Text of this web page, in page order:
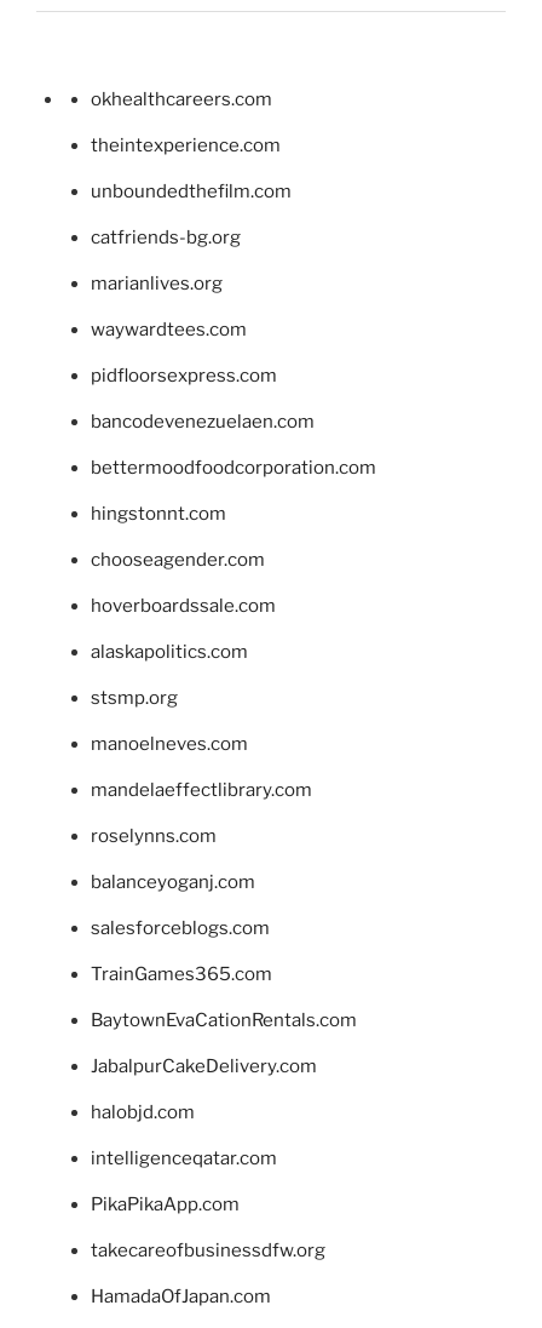
okhealthcareers.com
theintexperience.com
unboundedthefilm.com
catfriends-bg.org
marianlives.org
waywardtees.com
pidfloorsexpress.com
bancodevenezuelaen.com
bettermoodfoodcorporation.com
hingstonnt.com
chooseagender.com
hoverboardssale.com
alaskapolitics.com
stsmp.org
manoelneves.com
mandelaeffectlibrary.com
roselynns.com
balanceyoganj.com
salesforceblogs.com
TrainGames365.com
BaytownEvaCationRentals.com
JabalpurCakeDelivery.com
halobjd.com
intelligenceqatar.com
PikaPikaApp.com
takecareofbusinessdfw.org
HamadaOfJapan.com